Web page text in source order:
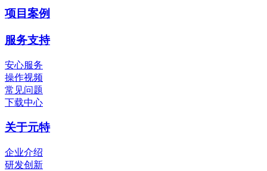
项目案例
服务支持
安心服务
操作视频
常见问题
下载中心
关于元特
企业介绍
研发创新